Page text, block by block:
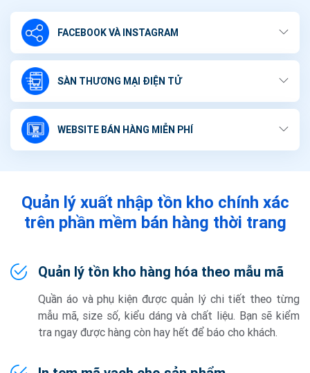
FACEBOOK VÀ INSTAGRAM
SÀN THƯƠNG MẠI ĐIỆN TỬ
WEBSITE BÁN HÀNG MIỄN PHÍ
Quản lý xuất nhập tồn kho chính xác
trên phần mềm bán hàng thời trang
Quản lý tồn kho hàng hóa theo mẫu mã
Quần áo và phụ kiện được quản lý chi tiết theo từng
mẫu mã, size số, kiểu dáng và chất liệu. Bạn sẽ kiểm
tra ngay được hàng còn hay hết để báo cho khách.